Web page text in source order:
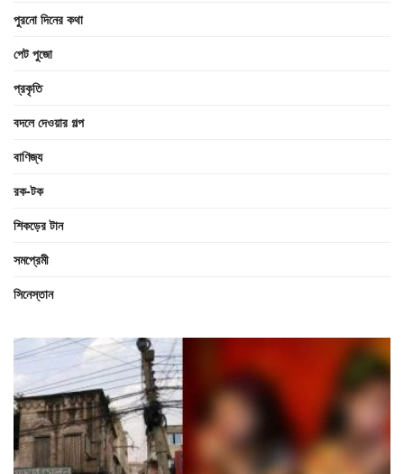
পুরনো দিনের কথা
পেট পুজো
প্রকৃতি
বদলে দেওয়ার গল্প
বাণিজ্য
রক-টক
শিকড়ের টান
সমপ্রেমী
সিনেস্তান